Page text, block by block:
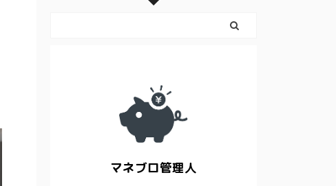
マネブロ管理人